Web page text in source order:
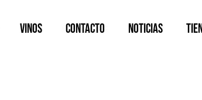
Vinos Contacto Noticias